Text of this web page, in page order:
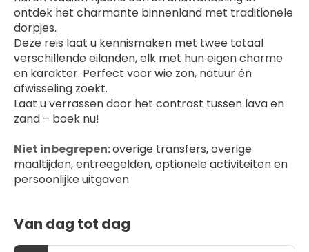
ontdek het charmante binnenland met traditionele
dorpjes.
Deze reis laat u kennismaken met twee totaal
verschillende eilanden, elk met hun eigen charme
en karakter. Perfect voor wie zon, natuur én
afwisseling zoekt.
Laat u verrassen door het contrast tussen lava en
zand – boek nu!
Niet inbegrepen: overige transfers, overige
maaltijden, entreegelden, optionele activiteiten en
persoonlijke uitgaven
Van dag tot dag